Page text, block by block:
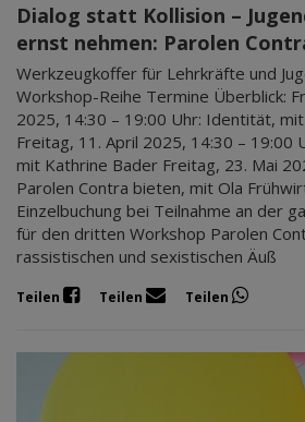
Dialog statt Kollision –
ernst nehmen: Parolen
Werkzeugkoffer für Lehrkräfte und
Workshop-Reihe Termine Überblick:
2025, 14:30 – 19:00 Uhr: Identität,
Freitag, 11. April 2025, 14:30 – 19:00
mit Kathrine Bader Freitag, 23. Mai
Parolen Contra bieten, mit Ola
Einzelbuchung bei Teilnahme an der
für den dritten Workshop Parolen
rassistischen und sexistischen Äuß
Teilen Teilen Teilen